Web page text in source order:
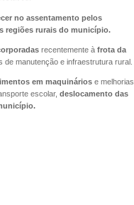
no assentamento pelos
regiões rurais do município.
recentemente à frota da
de manutenção e infraestrutura rural.
em maquinários e melhorias
escolar, deslocamento das